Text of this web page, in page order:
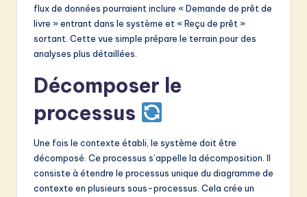
flux de données pourraient inclure « Demande de prêt de
livre » entrant dans le système et « Reçu de prêt »
sortant. Cette vue simple prépare le terrain pour des
analyses plus détaillées.
Décomposer le
processus
Une fois le contexte établi, le système doit être
décomposé. Ce processus s’appelle la décomposition. Il
consiste à étendre le processus unique du diagramme de
contexte en plusieurs sous-processus. Cela crée un